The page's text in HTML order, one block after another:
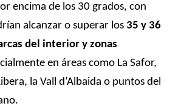
encima de los 30 grados, con
alcanzar o superar los 35 y 36
del interior y zonas
en áreas como La Safor,
la Vall d’Albaida o puntos del